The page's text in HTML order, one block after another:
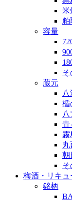
米
粕
容量
そ
蔵元
楯
青
霧
丸
朝
梅酒・リキュ
銘柄